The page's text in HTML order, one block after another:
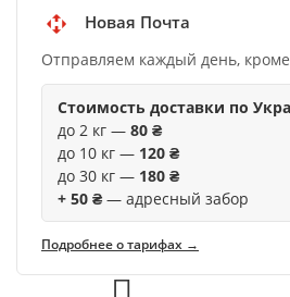
Новая Почта
Отправляем каждый день,
Стоимость доставки по
до 2 кг — 80 ₴
до 10 кг — 120 ₴
до 30 кг — 180 ₴
+ 50 ₴ — адресный забор
Подробнее о тарифах →